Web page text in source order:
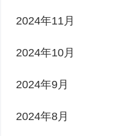
2024年11月
2024年10月
2024年9月
2024年8月